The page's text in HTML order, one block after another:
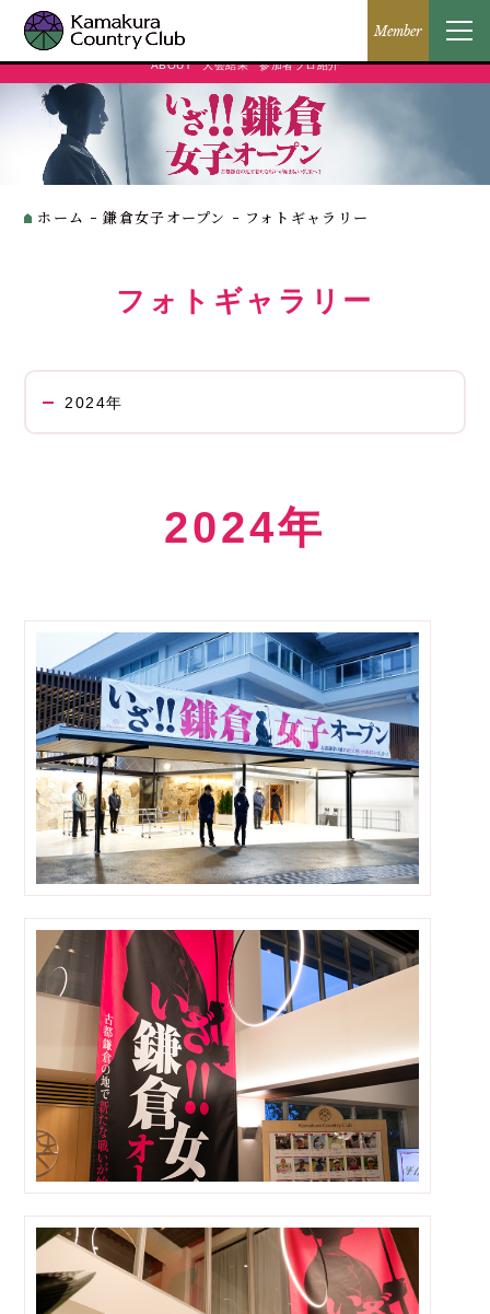
2025年 History 2024年 History 2023年
ABOUT 大会結果 参加者プロ紹介
ホーム 鎌倉女子オープン フォトギャラリー
フォトギャラリー
2024年
2024年
Member